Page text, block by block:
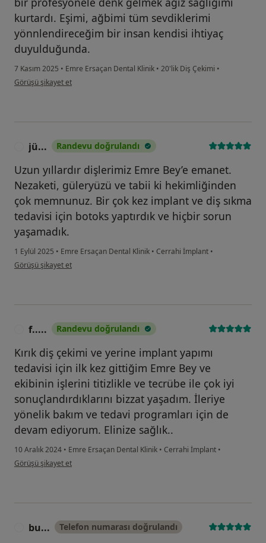
kurtardı. Eşimi, ağbimi tüm sevdiklerimi
yönnlendireceğim bir insan kendisi ihtiyaç
duyulduğunda.
7 Kasım 2025 • Emre Ersaçan Dental Klinik • 20'lik Diş Çekimi •
kullanıcının görüşüne göre es...n
Görüşü şikayet et
jü... Randevu doğrulandı
Uzun yıllardır dişlerimiz Emre Bey’e emanet.
Nezaketi, güleryüzü ve tabii ki hekimliğinden
çok memnunuz. Bir çok kez implant ve diş sıkma
tedavisi için botoks yaptırdık ve hiçbir sorun
yaşamadık.
1 Eylül 2025 • Emre Ersaçan Dental Klinik • Cerrahi İmplant •
kullanıcının görüşüne göre jü...
Görüşü şikayet et
f..... Randevu doğrulandı
Kırık diş çekimi ve yerine implant yapımı
tedavisi için ilk kez gittiğim Emre Bey ve
ekibinin işlerini titizlikle ve tecrübe ile çok iyi
sonuçlandırdıklarını bizzat yaşadım. İleriye
yönelik bakım ve tedavi programları için de
devam ediyorum. Elinize sağlık..
10 Aralık 2024 • Emre Ersaçan Dental Klinik • Cerrahi İmplant •
kullanıcının görüşüne göre f.....
Görüşü şikayet et
bu... Telefon numarası doğrulandı